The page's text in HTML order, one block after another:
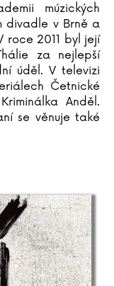
múzických
divadle v Brně a
roce 2011 byl její
za nejlepší
úděl. V televizi
Četnické
Anděl.
se věnuje také